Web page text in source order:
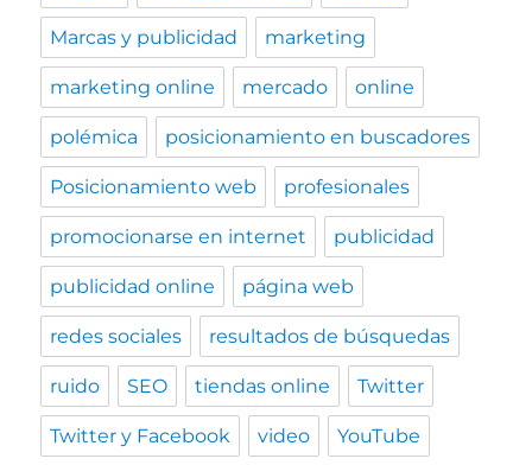
Marcas y publicidad marketing
marketing online mercado online
polémica posicionamiento en buscadores
Posicionamiento web profesionales
promocionarse en internet publicidad
publicidad online página web
redes sociales resultados de búsquedas
ruido SEO tiendas online Twitter
Twitter y Facebook video YouTube